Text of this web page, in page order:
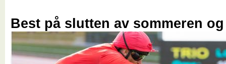
Best på slutten av sommeren